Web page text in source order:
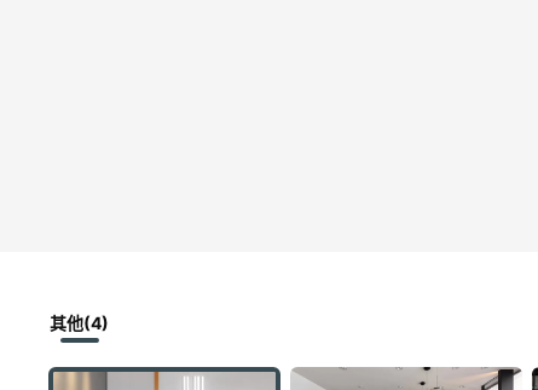
其他(4)